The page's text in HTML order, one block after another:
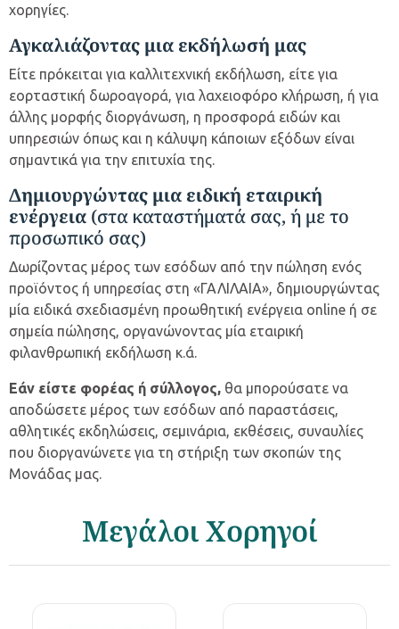
χορηγίες.
Αγκαλιάζοντας μια εκδήλωσή μας
Είτε πρόκειται για καλλιτεχνική εκδήλωση, είτε για
εορταστική δωροαγορά, για λαχειοφόρο κλήρωση, ή για
άλλης μορφής διοργάνωση, η προσφορά ειδών και
υπηρεσιών όπως και η κάλυψη κάποιων εξόδων είναι
σημαντικά για την επιτυχία της.
Δημιουργώντας μια ειδική εταιρική
ενέργεια (στα καταστήματά σας, ή με το
προσωπικό σας)
Δωρίζοντας μέρος των εσόδων από την πώληση ενός
προϊόντος ή υπηρεσίας στη «ΓΑΛΙΛΑΙΑ», δημιουργώντας
μία ειδικά σχεδιασμένη προωθητική ενέργεια online ή σε
σημεία πώλησης, οργανώνοντας μία εταιρική
φιλανθρωπική εκδήλωση κ.ά.
Εάν είστε φορέας ή σύλλογος, θα μπορούσατε να
αποδώσετε μέρος των εσόδων από παραστάσεις,
αθλητικές εκδηλώσεις, σεμινάρια, εκθέσεις, συναυλίες
που διοργανώνετε για τη στήριξη των σκοπών της
Μονάδας μας.
Μεγάλοι Χορηγοί